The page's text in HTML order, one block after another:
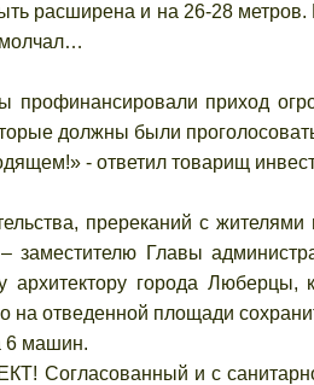
расширена и на 26-28
приход
должны были
- ответил товарищ
пререканий с
заместителю Главы
архитектору города Люберцы,
отведенной площади
6 машин.
и с